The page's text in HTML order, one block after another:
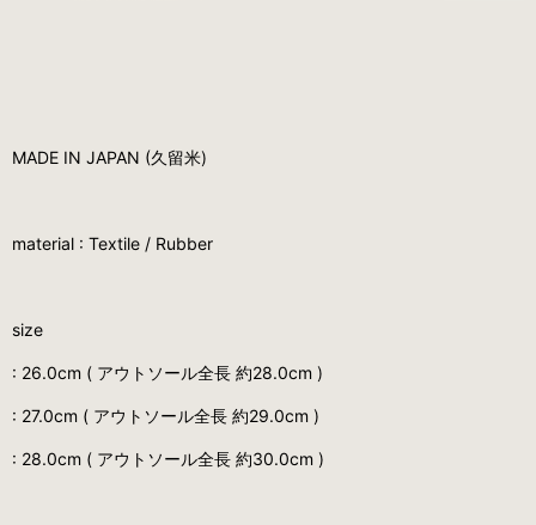
MADE IN JAPAN (久留米)
material : Textile / Rubber
size
: 26.0cm ( アウトソール全長 約28.0cm )
: 27.0cm ( アウトソール全長 約29.0cm )
: 28.0cm ( アウトソール全長 約30.0cm )